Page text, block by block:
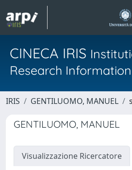
CINECA IRIS
Research
IRIS GENTILUOMO, MANUEL
GENTILUOMO, MANUEL
Visualizzazione Ricercatore